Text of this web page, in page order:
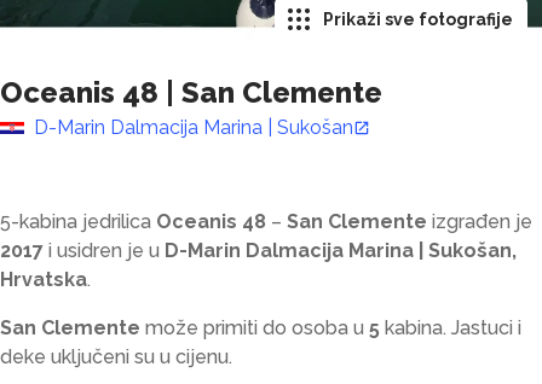
Oceanis 48 San Clemente
D-Marin Dalmacija Marina | Sukošan
Prikaži sve fotografije
5-kabina jedrilica Oceanis 48 – San Clemente izgrađen je
2017 i usidren je u D-Marin Dalmacija Marina | Sukošan,
Hrvatska.
San Clemente može primiti do osoba u 5 kabina. Jastuci i
deke uključeni su u cijenu.